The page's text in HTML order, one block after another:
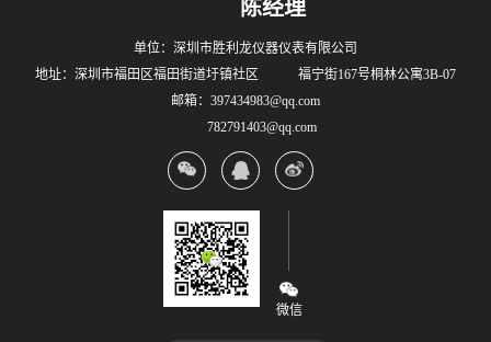
陈经理
单位：深圳市胜利龙仪器仪表有限公司
地址：深圳市福田区福田街道圩镇社区 福宁街167号桐林公寓3B-07
邮箱：397434983@qq.com
782791403@qq.com
微信